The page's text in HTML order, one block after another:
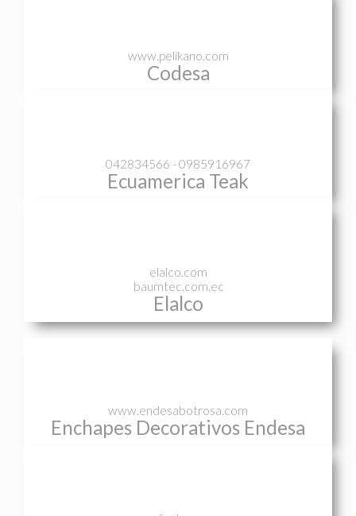
www.pelikano.com
Codesa
042834566 - 0985916967
Ecuamerica Teak
elalco.com
baumtec.com.ec
Elalco
www.endesabotrosa.com
Enchapes Decorativos Endesa